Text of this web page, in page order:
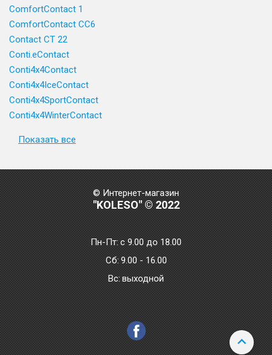
ComfortContact 1
ComfortContact CC6
Contact CT 22
Conti.eContact
Conti4x4Contact
Conti4x4IceContact
Conti4x4SportContact
Conti4x4WinterContact
Показать все
© Интернет-магазин
"KOLESO" © 2022
Пн-Пт:с 9.00 до 18.00
Сб: 9.00 - 16.00
Bc: выходной